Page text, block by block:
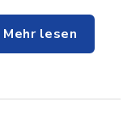
Mehr lesen